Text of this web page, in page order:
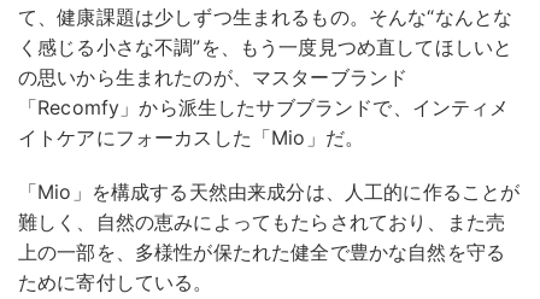
て、健康課題は少しずつ生まれるもの。そんな“なんとな
く感じる小さな不調”を、もう一度見つめ直してほしいと
の思いから生まれたのが、マスターブランド
「Recomfy」から派生したサブブランドで、インティメ
イトケアにフォーカスした「Mio」だ。
「Mio」を構成する天然由来成分は、人工的に作ることが
難しく、自然の恵みによってもたらされており、また売
上の一部を、多様性が保たれた健全で豊かな自然を守る
ために寄付している。